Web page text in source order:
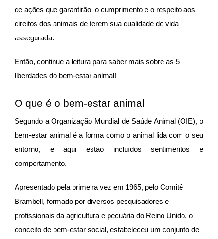
de ações que garantirão o cumprimento e o respeito aos
direitos dos animais de terem sua qualidade de vida
assegurada.
Então, continue a leitura para saber mais sobre as 5
liberdades do bem-estar animal!
O que é o bem-estar animal
Segundo a Organização Mundial de Saúde Animal (OIE), o
bem-estar animal é a forma como o animal lida com o seu
entorno, e aqui estão incluídos sentimentos e
comportamento.
Apresentado pela primeira vez em 1965, pelo Comitê
Brambell, formado por diversos pesquisadores e
profissionais da agricultura e pecuária do Reino Unido, o
conceito de bem-estar social, estabeleceu um conjunto de